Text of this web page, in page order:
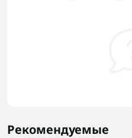
Рекомендуемые